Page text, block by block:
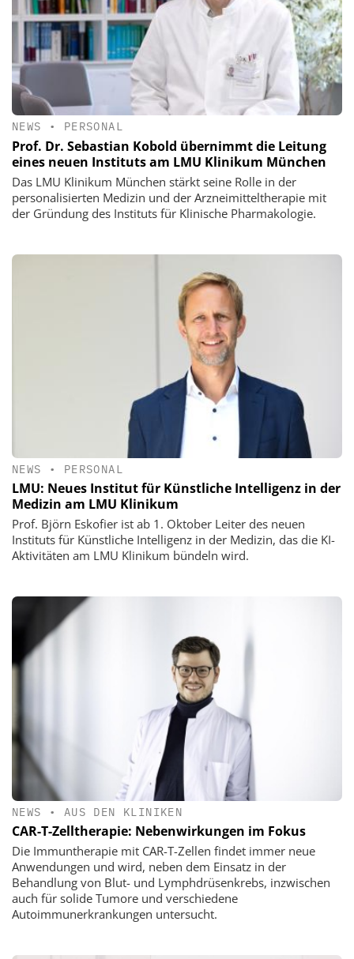
NEWS • PERSONAL
Prof. Dr. Sebastian Kobold übernimmt die Leitung
eines neuen Instituts am LMU Klinikum München
Das LMU Klinikum München stärkt seine Rolle in der
personalisierten Medizin und der Arzneimitteltherapie mit
der Gründung des Instituts für Klinische Pharmakologie.
NEWS • PERSONAL
LMU: Neues Institut für Künstliche Intelligenz in der
Medizin am LMU Klinikum
Prof. Björn Eskofier ist ab 1. Oktober Leiter des neuen
Instituts für Künstliche Intelligenz in der Medizin, das die KI-
Aktivitäten am LMU Klinikum bündeln wird.
NEWS • AUS DEN KLINIKEN
CAR-T-Zelltherapie: Nebenwirkungen im Fokus
Die Immuntherapie mit CAR-T-Zellen findet immer neue
Anwendungen und wird, neben dem Einsatz in der
Behandlung von Blut- und Lymphdrüsenkrebs, inzwischen
auch für solide Tumore und verschiedene
Autoimmunerkrankungen untersucht.